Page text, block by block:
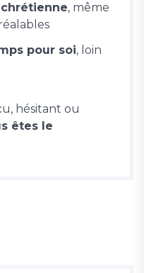
, même
pour soi, loin
hésitant ou
êtes le